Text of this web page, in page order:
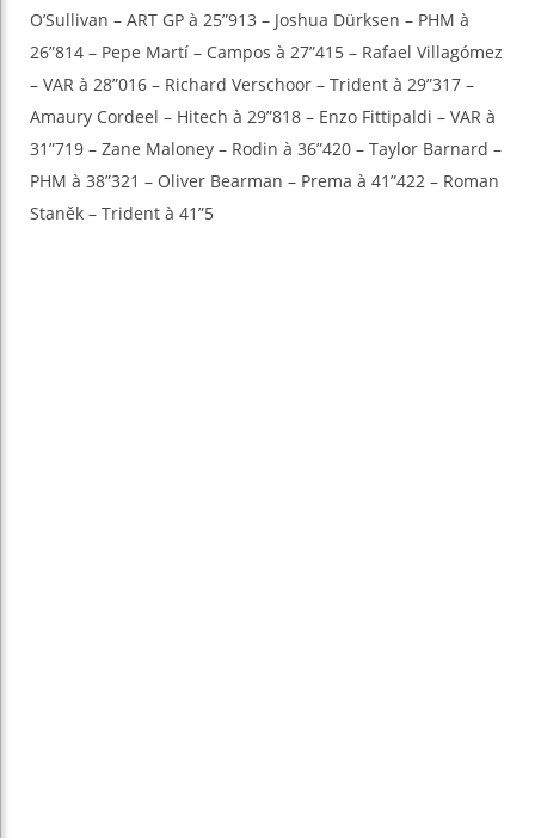
O’Sullivan – ART GP à 25”913 – Joshua Dürksen – PHM à
26”814 – Pepe Martí – Campos à 27”415 – Rafael Villagómez
– VAR à 28”016 – Richard Verschoor – Trident à 29”317 –
Amaury Cordeel – Hitech à 29”818 – Enzo Fittipaldi – VAR à
31”719 – Zane Maloney – Rodin à 36”420 – Taylor Barnard –
PHM à 38”321 – Oliver Bearman – Prema à 41”422 – Roman
Staněk – Trident à 41”5